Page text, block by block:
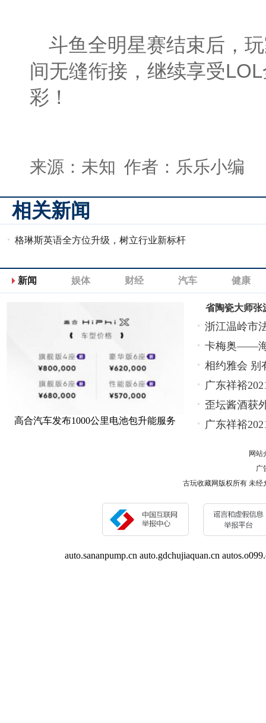
斗鱼全明星赛结束后，
间无缝衔接，继续享受
彩！
来源：未知 作者：乐乐小编
相关新闻
格琳斯英语全方位升级，树立行业新标杆
新闻 娱体 财经 汽车 健康
高合汽车发布1000公里电池包升能服务
省陶瓷大师张
浙江温岭市
卡梅奥——
相约雅会 别
广东祥裕
歪坛酱酒获
广东祥裕
网站
广
古玩收藏网版权所有 未经
auto.sananpump.cn auto.gdchujiaquan.cn